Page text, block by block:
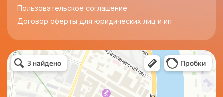
Пользовательское соглашение
Договор оферты для юридических лиц и ип
Полларс
Бизнес-центр в Москве